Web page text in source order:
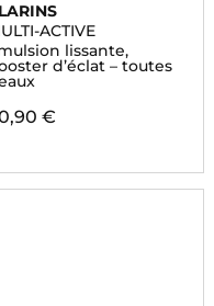
ACTIVE
lissante,
d’éclat – toutes
€